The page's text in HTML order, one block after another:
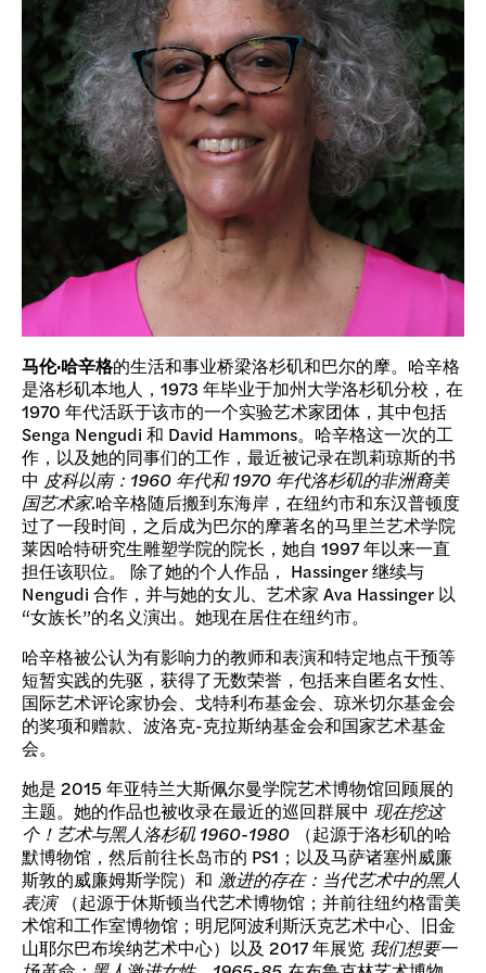
马伦·哈辛格的生活和事业桥梁洛杉矶和巴尔的摩。哈辛格
是洛杉矶本地人，1973 年毕业于加州大学洛杉矶分校，在
1970 年代活跃于该市的一个实验艺术家团体，其中包括
Senga Nengudi 和 David Hammons。哈辛格这一次的工
作，以及她的同事们的工作，最近被记录在凯莉琼斯的书
中 皮科以南：1960 年代和 1970 年代洛杉矶的非洲裔美
国艺术家.哈辛格随后搬到东海岸，在纽约市和东汉普顿度
过了一段时间，之后成为巴尔的摩著名的马里兰艺术学院
莱因哈特研究生雕塑学院的院长，她自 1997 年以来一直
担任该职位。 除了她的个人作品， Hassinger 继续与
Nengudi 合作，并与她的女儿、艺术家 Ava Hassinger 以
“女族长”的名义演出。她现在居住在纽约市。
哈辛格被公认为有影响力的教师和表演和特定地点干预等
短暂实践的先驱，获得了无数荣誉，包括来自匿名女性、
国际艺术评论家协会、戈特利布基金会、琼米切尔基金会
的奖项和赠款、波洛克-克拉斯纳基金会和国家艺术基金
会。
她是 2015 年亚特兰大斯佩尔曼学院艺术博物馆回顾展的
主题。她的作品也被收录在最近的巡回群展中 现在挖这
个！艺术与黑人洛杉矶 1960-1980 （起源于洛杉矶的哈
默博物馆，然后前往长岛市的 PS1；以及马萨诸塞州威廉
斯敦的威廉姆斯学院）和 激进的存在：当代艺术中的黑人
表演（起源于休斯顿当代艺术博物馆；并前往纽约格雷美
术馆和工作室博物馆；明尼阿波利斯沃克艺术中心、旧金
山耶尔巴布埃纳艺术中心）以及 2017 年展览 我们想要一